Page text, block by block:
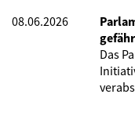
08.06.2026
Das